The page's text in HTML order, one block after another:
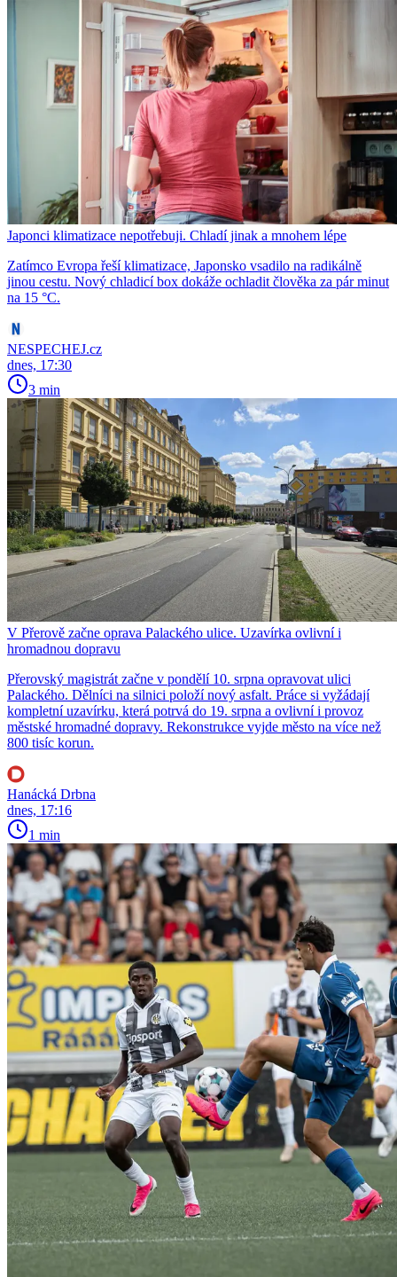
Japonci klimatizace nepotřebuji. Chladí jinak a mnohem lépe
Zatímco Evropa řeší klimatizace, Japonsko vsadilo na radikálně
jinou cestu. Nový chladicí box dokáže ochladit člověka za pár minut
na 15 °C.
NESPECHEJ.cz
dnes, 17:30
3 min
V Přerově začne oprava Palackého ulice. Uzavírka ovlivní i
hromadnou dopravu
Přerovský magistrát začne v pondělí 10. srpna opravovat ulici
Palackého. Dělníci na silnici položí nový asfalt. Práce si vyžádají
kompletní uzavírku, která potrvá do 19. srpna a ovlivní i provoz
městské hromadné dopravy. Rekonstrukce vyjde město na více než
800 tisíc korun.
Hanácká Drbna
dnes, 17:16
1 min